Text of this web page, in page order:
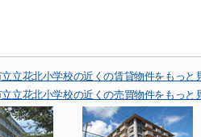
立立花北小学校の近くの賃貸物件をもっと
立立花北小学校の近くの売買物件をもっと